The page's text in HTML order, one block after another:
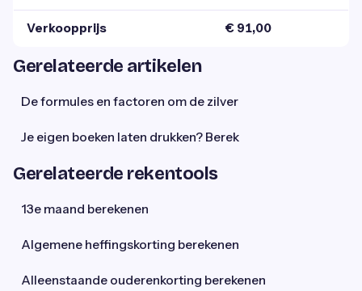
Verkoopprijs € 91,00
Gerelateerde artikelen
De formules en factoren om de zilver
Je eigen boeken laten drukken? Berek
Gerelateerde rekentools
13e maand berekenen
Algemene heffingskorting berekenen
Alleenstaande ouderenkorting berekenen